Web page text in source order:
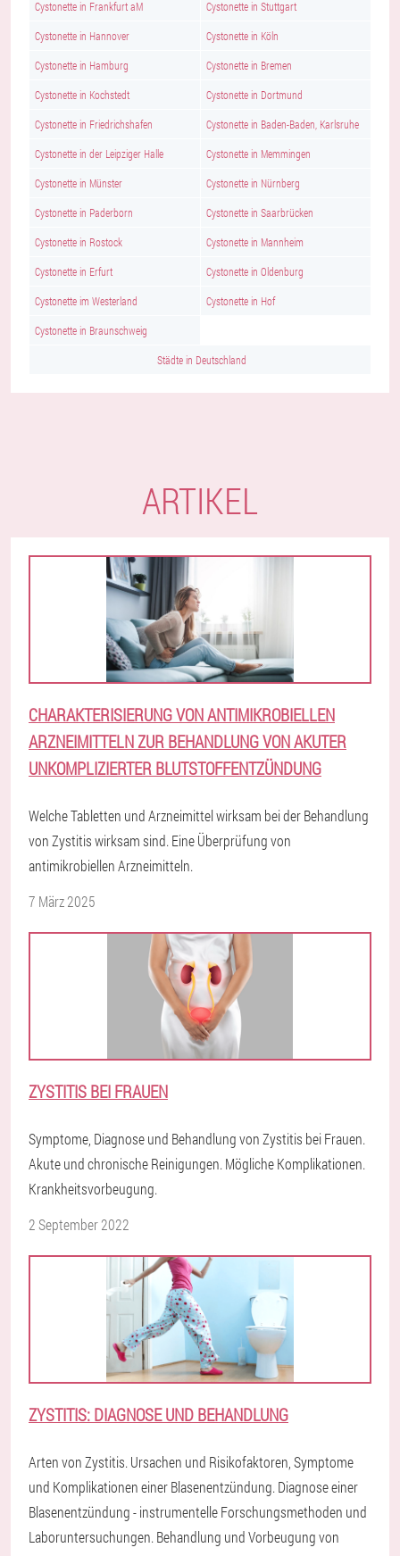
Cystonette in Frankfurt aM Cystonette in Stuttgart
Cystonette in Hannover Cystonette in Köln
Cystonette in Hamburg Cystonette in Bremen
Cystonette in Kochstedt Cystonette in Dortmund
Cystonette in Friedrichshafen Cystonette in Baden-Baden, Karlsruhe
Cystonette in der Leipziger Halle Cystonette in Memmingen
Cystonette in Münster Cystonette in Nürnberg
Cystonette in Paderborn Cystonette in Saarbrücken
Cystonette in Rostock Cystonette in Mannheim
Cystonette in Erfurt Cystonette in Oldenburg
Cystonette im Westerland Cystonette in Hof
Cystonette in Braunschweig
Städte in Deutschland
ARTIKEL
CHARAKTERISIERUNG VON ANTIMIKROBIELLEN
ARZNEIMITTELN ZUR BEHANDLUNG VON AKUTER
UNKOMPLIZIERTER BLUTSTOFFENTZÜNDUNG
Welche Tabletten und Arzneimittel wirksam bei der Behandlung
von Zystitis wirksam sind. Eine Überprüfung von
antimikrobiellen Arzneimitteln.
7 März 2025
ZYSTITIS BEI FRAUEN
Symptome, Diagnose und Behandlung von Zystitis bei Frauen.
Akute und chronische Reinigungen. Mögliche Komplikationen.
Krankheitsvorbeugung.
2 September 2022
ZYSTITIS: DIAGNOSE UND BEHANDLUNG
Arten von Zystitis. Ursachen und Risikofaktoren, Symptome
und Komplikationen einer Blasenentzündung. Diagnose einer
Blasenentzündung - instrumentelle Forschungsmethoden und
Laboruntersuchungen. Behandlung und Vorbeugung von